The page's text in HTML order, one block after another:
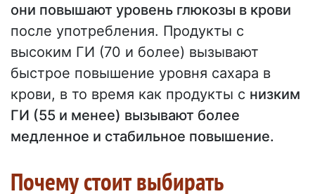
они повышают уровень глюкозы в крови
после употребления. Продукты с
высоким ГИ (70 и более) вызывают
быстрое повышение уровня сахара в
крови, в то время как продукты с низким
ГИ (55 и менее) вызывают более
медленное и стабильное повышение.
Почему стоит выбирать